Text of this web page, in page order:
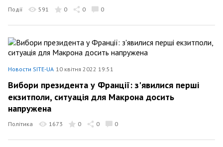
Події 591 0 0 0
Новости SITE-UA 10 квітня 2022 19:51
Вибори президента у Франції: з'явилися перші
екзитполи, ситуація для Макрона досить
напружена
Політика 1673 0 0 0